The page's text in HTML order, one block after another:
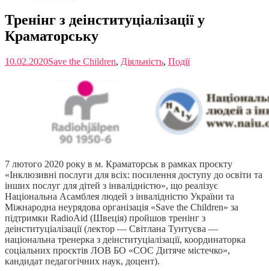
Тренінг з деінституціалізації у
Краматорську
10.02.2020Save the Children, Діяльність, Події
7 лютого 2020 року в м. Краматорськ в рамках проєкту
«Інклюзивні послуги для всіх: посилення доступу до освіти та
інших послуг для дітей з інвалідністю», що реалізує
Національна Асамблея людей з інвалідністю України та
Міжнародна неурядова організація «Save the Children» за
підтримки RadioAid (Швеція) пройшов тренінг з
деінституціалізації (лектор — Світлана Тунтуєва —
національна тренерка з деінституціалізації, координаторка
соціальних проєктів ЛОВ БО «СОС Дитяче містечко»,
кандидат педагогічних наук, доцент).